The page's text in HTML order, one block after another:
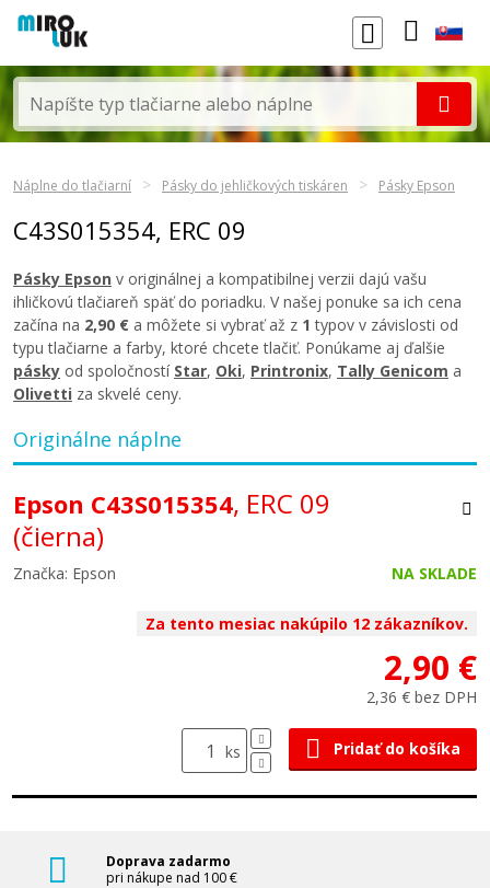
Náplne do tlačiarní Pásky do jehličkových tiskáren Pásky Epson
C43S015354, ERC 09
Pásky Epson v originálnej a kompatibilnej verzii dajú vašu
ihličkovú tlačiareň späť do poriadku. V našej ponuke sa ich cena
začína na 2,90 € a môžete si vybrať až z 1 typov v závislosti od
typu tlačiarne a farby, ktoré chcete tlačiť. Ponúkame aj ďalšie
pásky od spoločností Star, Oki, Printronix, Tally Genicom a
Olivetti za skvelé ceny.
Originálne náplne
Epson C43S015354, ERC 09
(čierna)
Značka: Epson NA SKLADE
Za tento mesiac nakúpilo 12 zákazníkov.
2,90 €
2,36 € bez DPH
ks Pridať do košíka
Doprava zadarmo
pri nákupe nad 100 €